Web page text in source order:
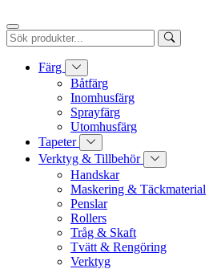
Färg
Båtfärg
Inomhusfärg
Sprayfärg
Utomhusfärg
Tapeter
Verktyg & Tillbehör
Handskar
Maskering & Täckmaterial
Penslar
Rollers
Tråg & Skaft
Tvätt & Rengöring
Verktyg